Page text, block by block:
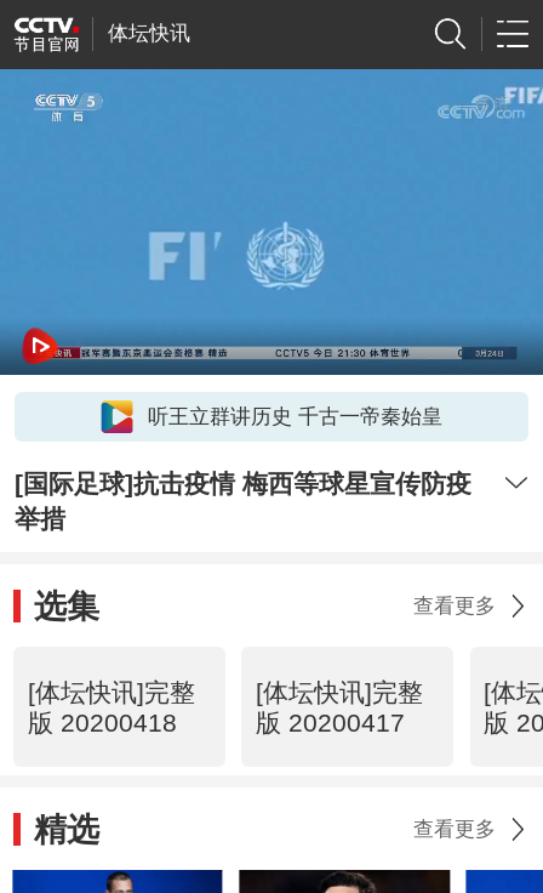
体坛快讯
听王立群讲历史 千古一帝秦始皇
[国际足球]抗击疫情 梅西等球星宣传防疫
举措
选集 查看更多
[体坛快讯]完整
版 20200418
[体坛快讯]完整
版 20200417
[体
版
精选 查看更多